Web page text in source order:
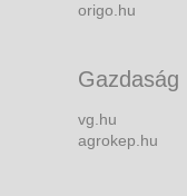
origo.hu
Gazdaság
vg.hu
agrokep.hu